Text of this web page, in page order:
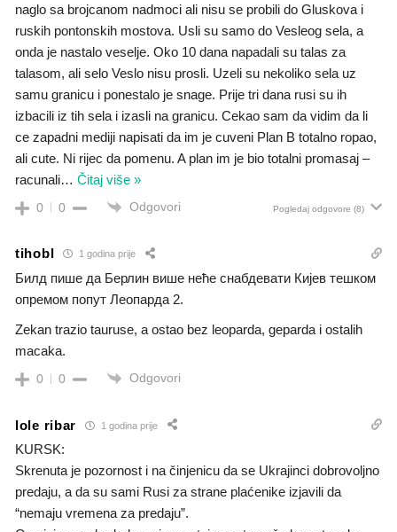
naglo sa brojcanom nadmoci ali nisu se probili do Gluskova i
ruskih pontonskih mostova. Usli su samo do Vesleog sela, a
onda je nastalo veselje. Oko 10 dana napadali su talas za
talasom, ali selo Veslo nisu prosli. Uzeli su nekoliko sela uz
samu granicu i ponestalo je snage. Prije tri dana rusi su ih
izbacili iz tih sela i izasli na granicu. Cekao sam da vidim da li
ce zapadni mediji napisati da im je cuveni Plan B totalno ropao,
ali cute. Ni rijec da pomenu. A plan im je bio totalni promasaj –
racunali… Čitaj više »
0 0 Odgovori Pogledaj odgovore (8)
tihobl 1 godina prije
Билд пише да Берлин више неће снабдевати Кијев тешком
опремом попут Леопарда 2.
Zekan trazio tauruse, a ostao bez leoparda, geparda i ostalih
macaka.
0 0 Odgovori
lole ribar 1 godina prije
KURSK:
Skrenuta je pozornost i na činjenicu da se Ukrajinci dobrovoljno
predaju, a da su sami Rusi za strane plaćenike izjavili da
“nemaju vremena za predaju”.